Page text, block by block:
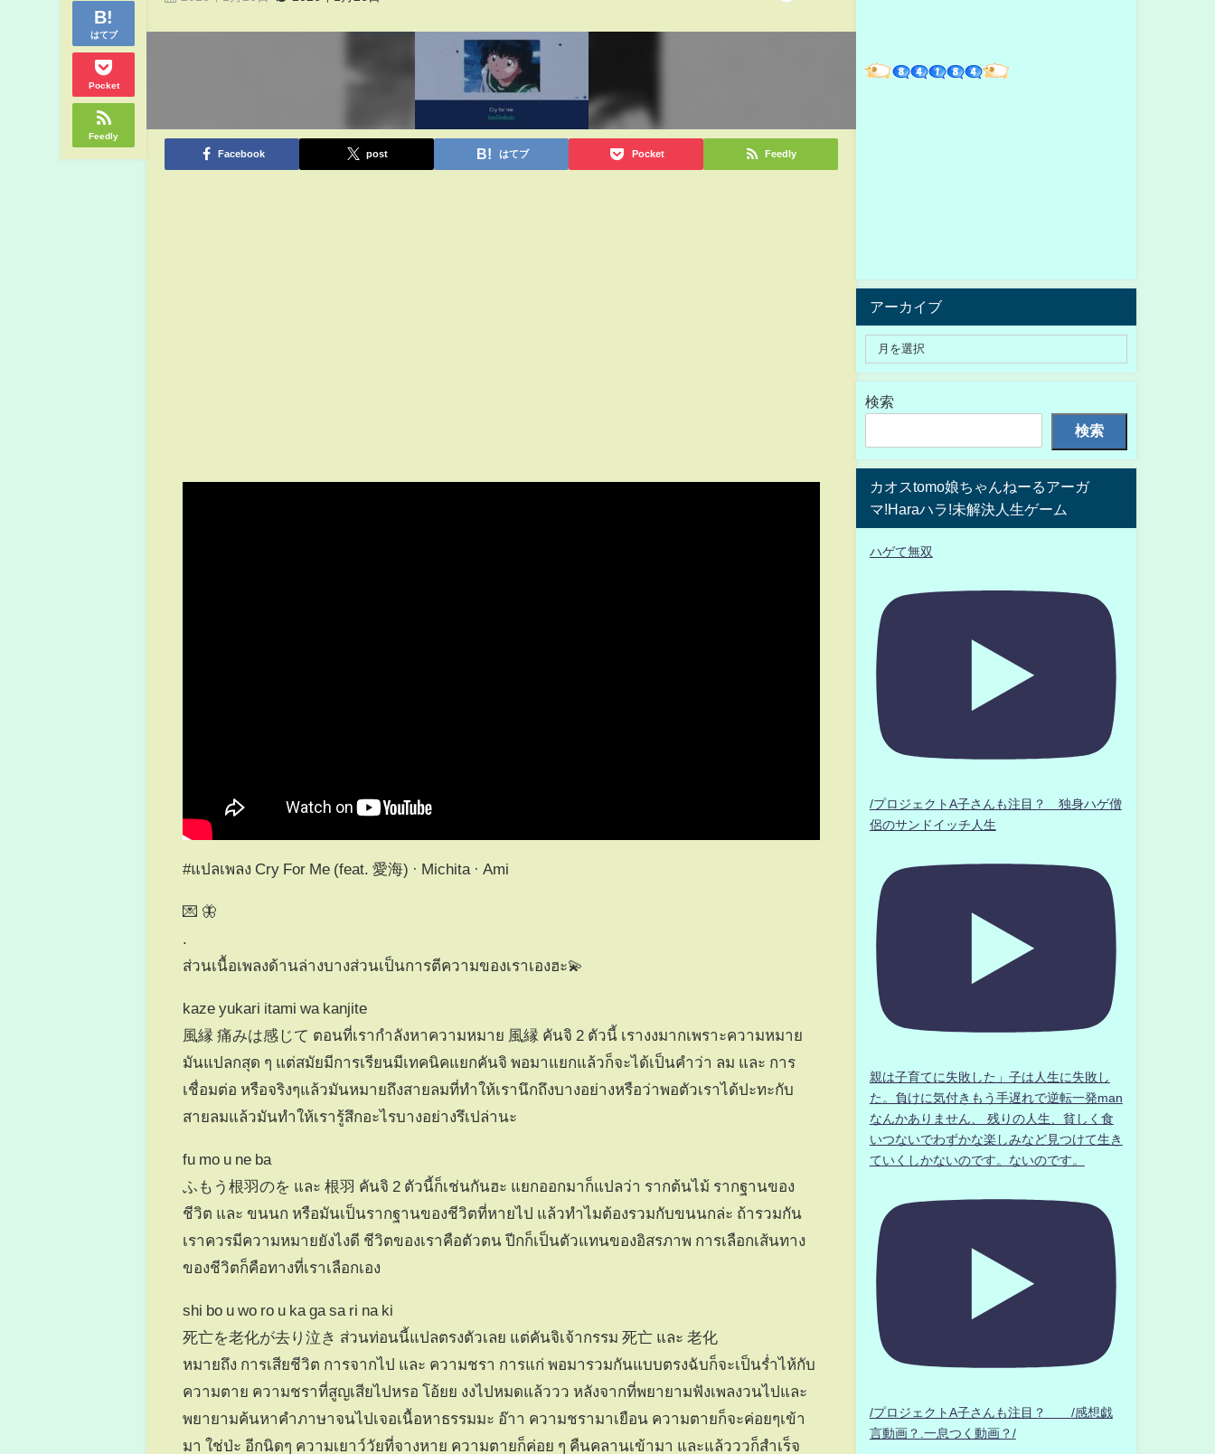
はてブ
Pocket
Feedly
Facebook post はてブ Pocket Feedly
#แปลเพลง Cry For Me (feat. 愛海) · Michita · Ami
💌 🦋
ส่วนเนื้อเพลงด้านล่างบางส่วนเป็นการตีความของเราเองฮะ💫
kaze yukari itami wa kanjite
風縁 痛みは感じて ตอนที่เรากำลังหาความหมาย 風縁 คันจิ 2 ตัวนี้ เรางงมากเพราะความหมาย
มันแปลกสุด ๆ แต่สมัยมีการเรียนมีเทคนิคแยกคันจิ พอมาแยกแล้วก็จะได้เป็นคำว่า ลม และ การ
เชื่อมต่อ หรือจริงๆแล้วมันหมายถึงสายลมที่ทำให้เรานึกถึงบางอย่างหรือว่าพอตัวเราได้ปะทะกับ
สายลมแล้วมันทำให้เรารู้สึกอะไรบางอย่างรึเปล่านะ
fu mo u ne ba
ふもう根羽のを และ 根羽 คันจิ 2 ตัวนี้ก็เช่นกันฮะ แยกออกมาก็แปลว่า รากต้นไม้ รากฐานของ
ชีวิต และ ขนนก หรือมันเป็นรากฐานของชีวิตที่หายไป แล้วทำไมต้องรวมกับขนนกล่ะ ถ้ารวมกัน
เราควรมีความหมายยังไงดี ชีวิตของเราคือตัวตน ปีกก็เป็นตัวแทนของอิสรภาพ การเลือกเส้นทาง
ของชีวิตก็คือทางที่เราเลือกเอง
shi bo u wo ro u ka ga sa ri na ki
死亡を老化が去り泣き ส่วนท่อนนี้แปลตรงตัวเลย แต่คันจิเจ้ากรรม 死亡 และ 老化
หมายถึง การเสียชีวิต การจากไป และ ความชรา การแก่ พอมารวมกันแบบตรงฉับก็จะเป็นร่ำไห้กับ
ความตาย ความชราที่สูญเสียไปหรอ โอ้ยย งงไปหมดแล้ววว หลังจากที่พยายามฟังเพลงวนไปและ
พยายามค้นหาคำภาษาจนไปเจอเนื้อหาธรรมมะ อ๊าา ความชรามาเยือน ความตายก็จะค่อยๆเข้า
มา ใช่ป่ะ อีกนิดๆ ความเยาว์วัยที่จางหาย ความตายก็ค่อย ๆ คืนคลานเข้ามา และแล้วววก็สำเร็จ
アーカイブ
検索
検索
カオスtomo娘ちゃんねーるアーガ
マ!Haraハラ!未解決人生ゲーム
ハゲて無双
/プロジェクトA子さんも注目？ 独身ハゲ僧
侶のサンドイッチ人生
親は子育てに失敗した」子は人生に失敗し
た。負けに気付きもう手遅れで逆転一発man
なんかありません、 残りの人生、貧しく食
いつないでわずかな楽しみなど見つけて生き
ていくしかないのです。ないのです。
/プロジェクトA子さんも注目？ /感想戯
言動画？.一息つく動画？/